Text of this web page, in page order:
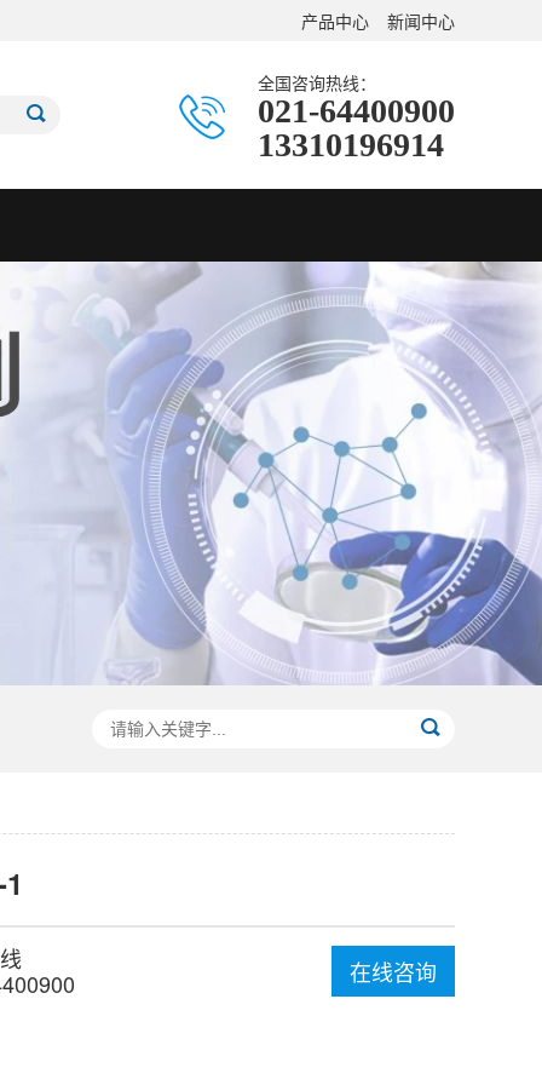
产品中心 新闻中心
全国咨询热线：
021-64400900
13310196914
在线咨询